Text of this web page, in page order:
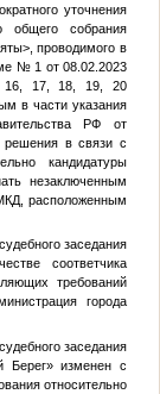
уточнения
общего собрания
, проводимого в
№ 1 от 08.02.2023
17, 18, 19, 20
в части указания
РФ от
в связи с
кандидатуры
незаключенным
расположенным
заседания
соответчика
требований
города
заседания
Берег» изменен с
относительно